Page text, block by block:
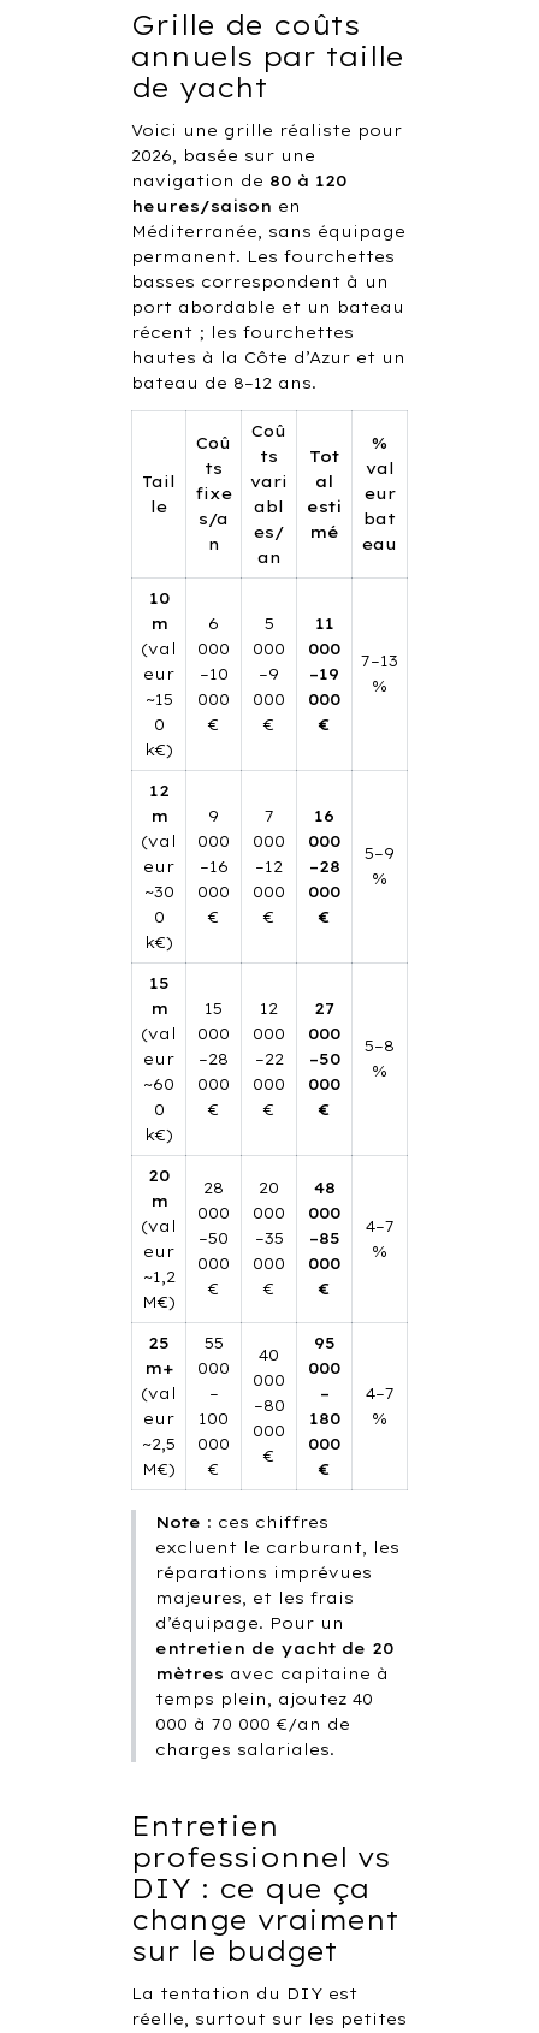
Grille de coûts
annuels par taille
de yacht
Voici une grille réaliste pour
2026, basée sur une
navigation de 80 à 120
heures/saison en
Méditerranée, sans équipage
permanent. Les fourchettes
basses correspondent à un
port abordable et un bateau
récent ; les fourchettes
hautes à la Côte d’Azur et un
bateau de 8–12 ans.
Tail
le
Coû
ts
fixe
s/a
n
Coû
ts
vari
abl
es/
an
Tot
al
esti
mé
%
val
eur
bat
eau
10
m
(val
eur
~15
0
k€)
6
000
–10
000
€
5
000
–9
000
€
11
000
–19
000
€
7–13
%
12
m
(val
eur
~30
0
k€)
9
000
–16
000
€
7
000
–12
000
€
16
000
–28
000
€
5–9
%
15
m
(val
eur
~60
0
k€)
15
000
–28
000
€
12
000
–22
000
€
27
000
–50
000
€
5–8
%
20
m
(val
eur
~1,2
M€)
28
000
–50
000
€
20
000
–35
000
€
48
000
–85
000
€
4–7
%
25
m+
(val
eur
~2,5
M€)
55
000
–
100
000
€
40
000
–80
000
€
95
000
–
180
000
€
4–7
%
Note : ces chiffres
excluent le carburant, les
réparations imprévues
majeures, et les frais
d’équipage. Pour un
entretien de yacht de 20
mètres avec capitaine à
temps plein, ajoutez 40
000 à 70 000 €/an de
charges salariales.
Entretien
professionnel vs
DIY : ce que ça
change vraiment
sur le budget
La tentation du DIY est
réelle, surtout sur les petites